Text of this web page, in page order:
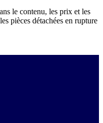
le contenu, les prix et les
pièces détachées en rupture